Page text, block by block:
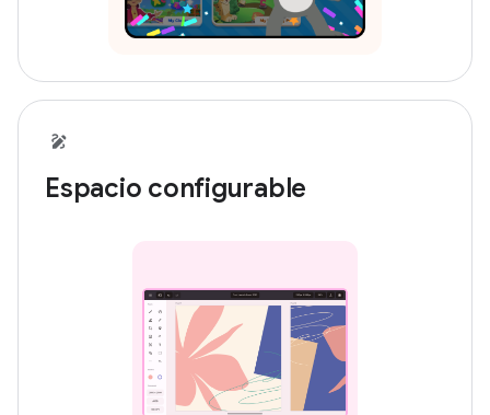
Espacio configurable